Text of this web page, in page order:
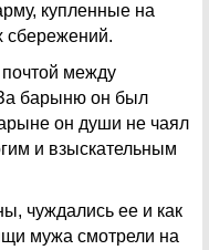
купленные на
сбережений.
между
За барыню он был
он души не чаял
и взыскательным
чуждались ее и как
мужа смотрели на